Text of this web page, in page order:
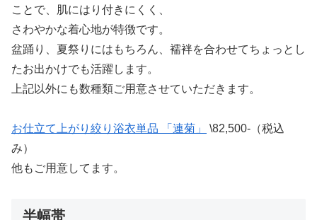
ことで、肌にはり付きにくく、
さわやかな着心地が特徴です。
盆踊り、夏祭りにはもちろん、襦袢を合わせてちょっとし
たお出かけでも活躍します。
上記以外にも数種類ご用意させていただきます。
お仕立て上がり絞り浴衣単品 「連菊」
\82,500-（税込
み）
他もご用意してます。
半幅帯